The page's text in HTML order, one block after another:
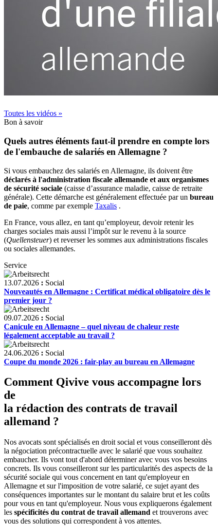
Toutes les vidéos »
Bon à savoir
Quels autres éléments faut-il prendre en compte lors
de l'embauche de salariés en Allemagne ?
Si vous embauchez des salariés en Allemagne, ils doivent être
déclarés à l'administration fiscale allemande et aux organismes
de sécurité sociale (caisse d’assurance maladie, caisse de retraite
générale). Cette démarche est généralement effectuée par un bureau
de paie, comme par exemple Taxalis .
En France, vous allez, en tant qu’employeur, devoir retenir les
charges sociales mais aussi l’impôt sur le revenu à la source
(Quellensteuer) et reverser les sommes aux administrations fiscales
ou sociales allemandes.
Service
13.07.2026 : Social
Nouveautés en Allemagne : Certificat médical obligatoire dès le
premier jour ?
09.07.2026 : Social
Canicule en Allemagne – quel niveau de chaleur reste
légalement acceptable au travail ?
24.06.2026 : Social
Coupe du monde 2026 : fair-play au bureau en Allemagne
Comment Qivive vous accompagne lors
de
la rédaction des contrats de travail
allemand ?
Nos avocats sont spécialisés en droit social et vous conseilleront dès
la négociation précontractuelle avec le salarié que vous souhaitez
embaucher. Ils vont tout d'abord déterminer avec vous vos besoins
concrets. Ils vous conseilleront sur les particularités des aspects de la
sécurité sociale qui vous concernent en tant qu'employeur en
Allemagne et sur l'imposition de votre salarié, ce sujet ayant des
conséquences importantes sur le montant du salaire brut et les coûts
pour vous en tant qu'employeur. Nous vous expliquerons également
les spécificités du contrat de travail allemand et trouverons avec
vous des solutions qui correspondent à vos attentes.